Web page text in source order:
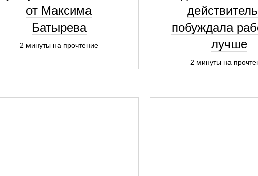
от Максима
Батырева
2 минуты на прочтение
побуждала
лучше
2 минуты на